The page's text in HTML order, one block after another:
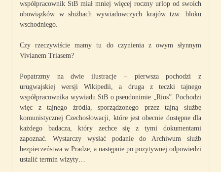
współpracownik StB miał mniej więcej roczny urlop od swoich
obowiązków w służbach wywiadowczych krajów tzw. bloku
wschodniego.
Czy rzeczywiście mamy tu do czynienia z owym słynnym
Vivianem Tríasem?
Popatrzmy na dwie ilustracje – pierwsza pochodzi z
urugwajskiej wersji Wikipedii, a druga z teczki tajnego
współpracownika wywiadu StB o pseudonimie „Rios”. Pochodzi
więc z tajnego źródła, sporządzonego przez tajną służbę
komunistycznej Czechosłowacji, które jest obecnie dostępne dla
każdego badacza, który zechce się z tymi dokumentami
zapoznać. Wystarczy wysłać podanie do Archiwum służb
bezpieczeństwa w Pradze, a następnie po pozytywnej odpowiedzi
ustalić termin wizyty…